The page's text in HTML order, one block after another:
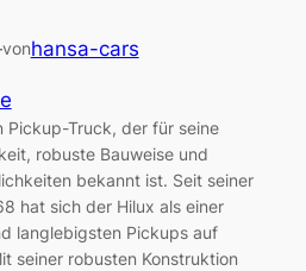
vonhansa-cars
Pickup-Truck, der für seine
robuste Bauweise und
bekannt ist. Seit seiner
hat sich der Hilux als einer
langlebigsten Pickups auf
seiner robusten Konstruktion